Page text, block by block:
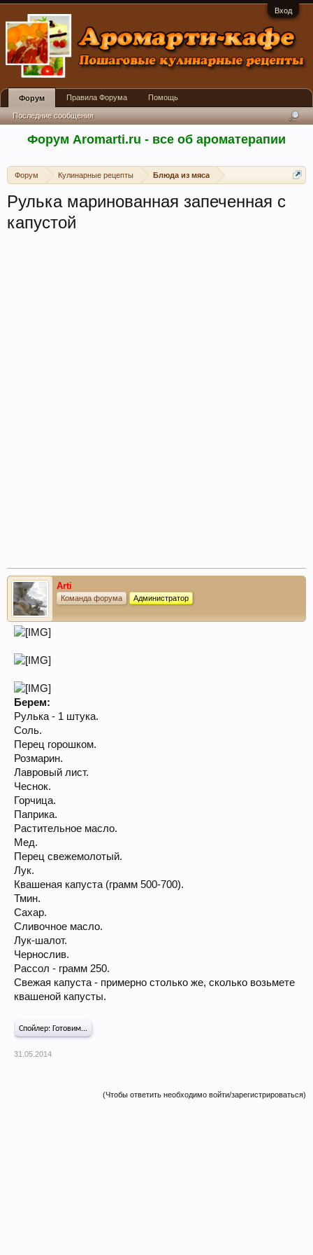
Вход
Форум Aromarti.ru - все об ароматерапии
Форум Кулинарные рецепты Блюда из мяса
Рулька маринованная запеченная с
капустой
Arti
Команда форума Администратор
Берем:
Рулька - 1 штука.
Соль.
Перец горошком.
Розмарин.
Лавровый лист.
Чеснок.
Горчица.
Паприка.
Растительное масло.
Мед.
Перец свежемолотый.
Лук.
Квашеная капуста (грамм 500-700).
Тмин.
Сахар.
Сливочное масло.
Лук-шалот.
Чернослив.
Рассол - грамм 250.
Свежая капуста - примерно столько же, сколько возьмете
квашеной капусты.
Спойлер: Готовим...
31.05.2014
(Чтобы ответить необходимо войти/зарегистрироваться)
Форум
Последние сообщения
Правила Форума Помощь